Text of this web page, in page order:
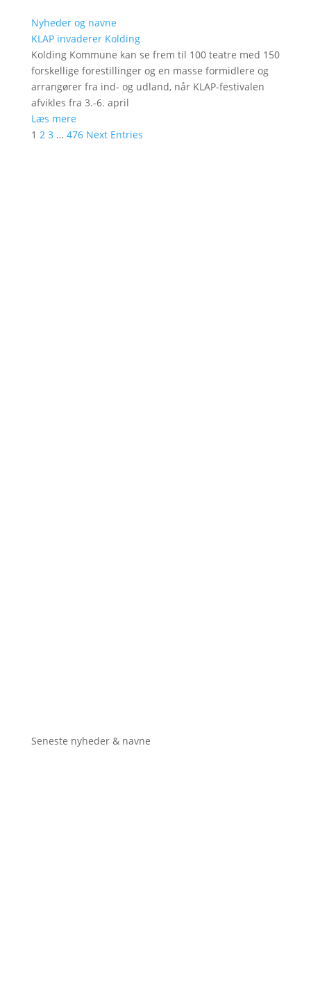
Nyheder og navne
KLAP invaderer Kolding
Kolding Kommune kan se frem til 100 teatre med 150
forskellige forestillinger og en masse formidlere og
arrangører fra ind- og udland, når KLAP-festivalen
afvikles fra 3.-6. april
Læs mere
1 2 3 … 476 Next Entries
Seneste nyheder & navne